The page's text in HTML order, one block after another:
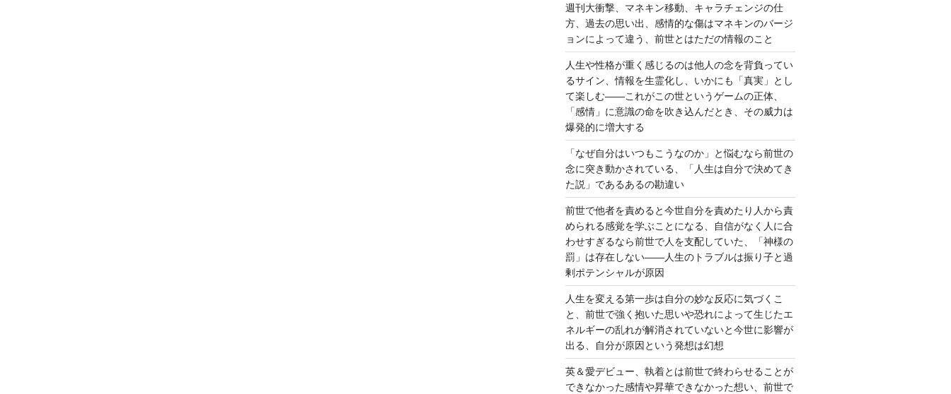
週刊大衝撃、マネキン移動、キャラチェンジの仕
方、過去の思い出、感情的な傷はマネキンのバージ
ョンによって違う、前世とはただの情報のこと
人生や性格が重く感じるのは他人の念を背負ってい
るサイン、情報を生霊化し、いかにも「真実」とし
て楽しむ――これがこの世というゲームの正体、
「感情」に意識の命を吹き込んだとき、その威力は
爆発的に増大する
「なぜ自分はいつもこうなのか」と悩むなら前世の
念に突き動かされている、「人生は自分で決めてき
た説」であるあるの勘違い
前世で他者を責めると今世自分を責めたり人から責
められる感覚を学ぶことになる、自信がなく人に合
わせすぎるなら前世で人を支配していた、「神様の
罰」は存在しない――人生のトラブルは振り子と過
剰ポテンシャルが原因
人生を変える第一歩は自分の妙な反応に気づくこ
と、前世で強く抱いた思いや恐れによって生じたエ
ネルギーの乱れが解消されていないと今世に影響が
出る、自分が原因という発想は幻想
英＆愛デビュー、執着とは前世で終わらせることが
できなかった感情や昇華できなかった想い、前世で